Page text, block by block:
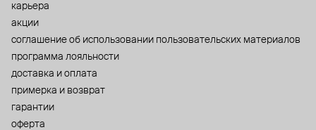
карьера
акции
cоглашение об использовании пользовательских материалов
программа лояльности
доставка и оплата
примерка и возврат
гарантии
оферта